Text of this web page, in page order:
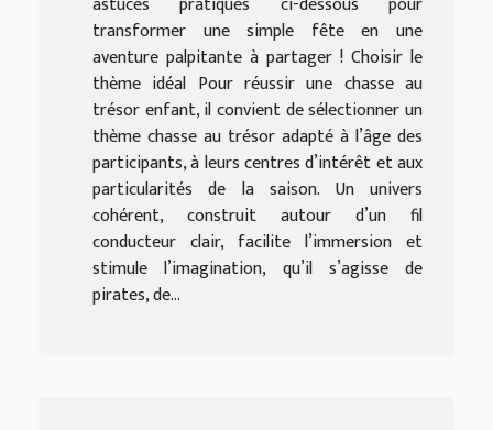
transformer une simple fête en une
aventure palpitante à partager ! Choisir le
thème idéal Pour réussir une chasse au
trésor enfant, il convient de sélectionner un
thème chasse au trésor adapté à l’âge des
participants, à leurs centres d’intérêt et aux
particularités de la saison. Un univers
cohérent, construit autour d’un fil
conducteur clair, facilite l’immersion et
stimule l’imagination, qu’il s’agisse de
pirates, de...